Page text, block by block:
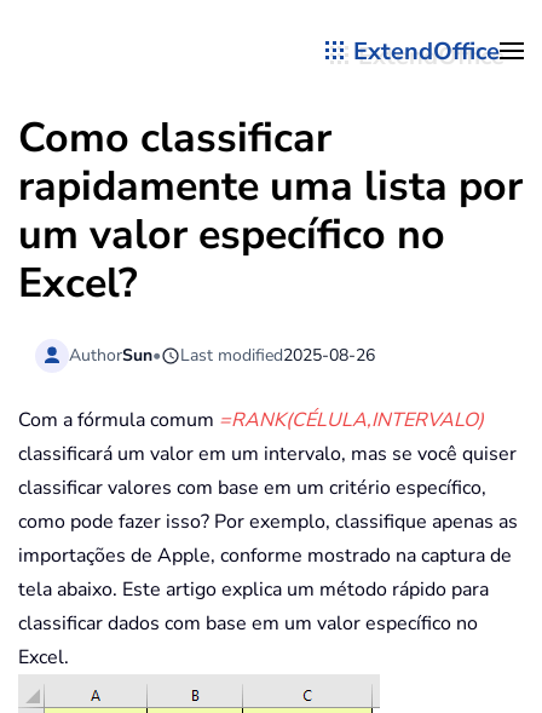
ExtendOffice
Como classificar
rapidamente uma lista por
um valor específico no
Excel?
AuthorSun• Last modified2025-08-26
Com a fórmula comum =RANK(CÉLULA,INTERVALO)
classificará um valor em um intervalo, mas se você quiser
classificar valores com base em um critério específico,
como pode fazer isso? Por exemplo, classifique apenas as
importações de Apple, conforme mostrado na captura de
tela abaixo. Este artigo explica um método rápido para
classificar dados com base em um valor específico no
Excel.